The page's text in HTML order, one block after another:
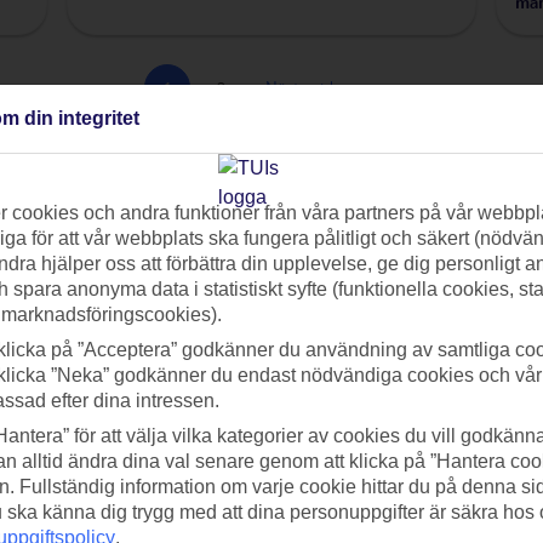
1 2 Nästa sida
& Packlistor Hotelltips Resa med barn Mat &
Flyg Hållbarhet Storstadsresor Träning &
din integritet
cookies och andra funktioner från våra partners på vår
för att vår webbplats ska fungera pålitligt och säkert
hjälper oss att förbättra din upplevelse, ge dig personligt
spara anonyma data i statistiskt syfte (funktionella cookies,
på ”Acceptera” godkänner du användning av samtliga
”Neka” godkänner du endast nödvändiga cookies och
efter dina intressen.
för att välja vilka kategorier av cookies du vill
alltid ändra dina val senare genom att klicka på ”Hantera
Fullständig information om varje cookie hittar du på denna
ska känna dig trygg med att dina personuppgifter är säkra hos
.